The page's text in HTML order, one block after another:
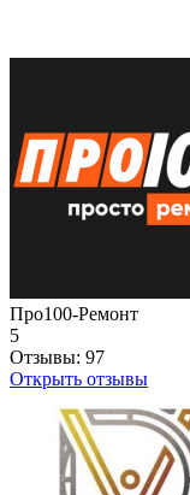
Про100-Ремонт
5
Отзывы: 97
Открыть отзывы